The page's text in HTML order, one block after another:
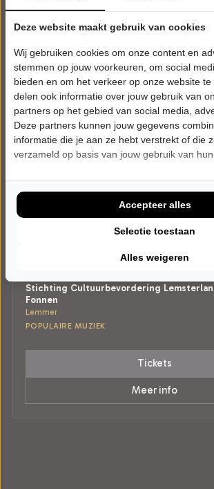
Syb van der Ploeg
Stichting Cultuurbevordering
Fonnen
Lemmer
POPULAIRE MUZIEK
Tickets
Meer info
Deze website maakt gebruik van cookies
Wij gebruiken cookies om onze content en
stemmen op jouw voorkeuren, om social
bieden en om het verkeer op onze website
delen ook informatie over jouw gebruik van
partners op het gebied van social media,
Deze partners kunnen jouw gegevens
informatie die je aan ze hebt verstrekt of die
verzameld op basis van jouw gebruik van hun
Alles weigeren
Selectie toestaan
Accepteer alles